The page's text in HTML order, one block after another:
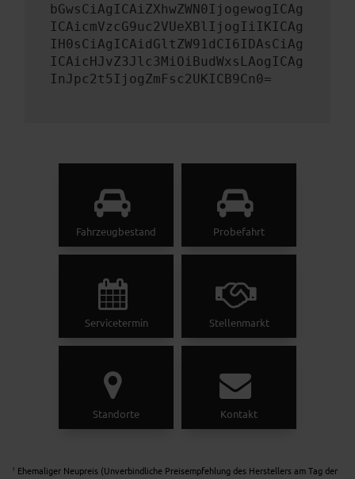
bGwsCiAgICAiZXhwZWN0IjogewogICAg
ICAicmVzcG9uc2VUeXBlIjogIiIKICAg
IH0sCiAgICAidGltZW91dCI6IDAsCiAg
ICAicHJvZ3Jlc3MiOiBudWxsLAogICAg
InJpc2t5IjogZmFsc2UKICB9Cn0=
Fahrzeugbestand Probefahrt
Servicetermin Stellenmarkt
Standorte Kontakt
1
Ehemaliger Neupreis (Unverbindliche Preisempfehlung des Herstellers am Tag der